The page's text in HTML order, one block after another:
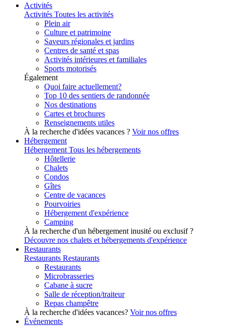
Activités
Activités Toutes les activités
Plein air
Culture et patrimoine
Saveurs régionales et jardins
Centres de santé et spas
Activités intérieures et familiales
Sports motorisés
Également
Quoi faire actuellement?
Top 10 des sentiers de randonnée
Nos destinations
Cartes et brochures
Renseignements utiles
À la recherche d'idées vacances ? Voir nos offres
Hébergement
Hébergement Tous les hébergements
Hôtellerie
Chalets
Condos
Gîtes
Centre de vacances
Pourvoiries
Hébergement d'expérience
Camping
À la recherche d'un hébergement inusité ou exclusif ?
Découvre nos chalets et hébergements d'expérience
Restaurants
Restaurants Restaurants
Restaurants
Microbrasseries
Cabane à sucre
Salle de réception/traiteur
Repas champêtre
À la recherche d'idées vacances? Voir nos offres
Événements